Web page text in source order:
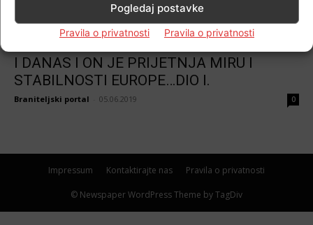
Pogledaj postavke
Pravila o privatnosti Pravila o privatnosti
Domovina
I DANAS I ON JE PRIJETNJA MIRU I
STABILNOSTI EUROPE…DIO I.
Braniteljski portal 05.06.2019 0
Impressum Kontaktirajte nas Pravila o privatnosti
© Newspaper WordPress Theme by TagDiv